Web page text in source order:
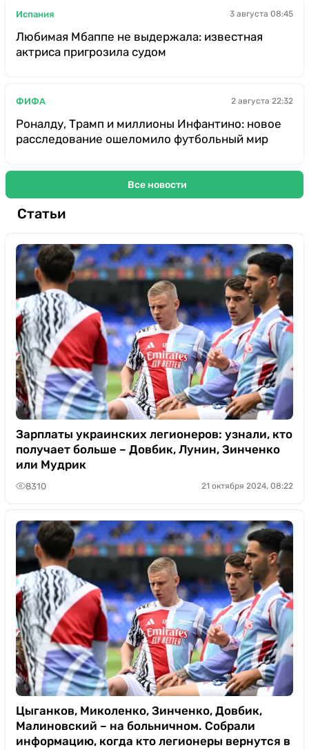
Испания 3 августа 08:45
Любимая Мбаппе не выдержала: известная
актриса пригрозила судом
ФИФА 2 августа 22:32
Роналду, Трамп и миллионы Инфантино: новое
расследование ошеломило футбольный мир
Все новости
Статьи
Зарплаты украинских легионеров: узнали, кто
получает больше – Довбик, Лунин, Зинченко
или Мудрик
8310 21 октября 2024, 08:22
Цыганков, Миколенко, Зинченко, Довбик,
Малиновский – на больничном. Собрали
информацию, когда кто легионеры вернутся в